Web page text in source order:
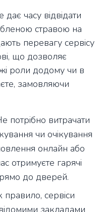
часу відвідати
стравою на
перевагу сервісу
що дозволяє
роли додому чи в
замовляючи
потрібно витрачати
чи очікування
онлайн або
отримуєте гарячі
до дверей.
сервіси
закладами